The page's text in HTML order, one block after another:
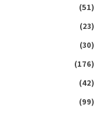
(51)
(23)
(30)
(176)
(42)
(99)